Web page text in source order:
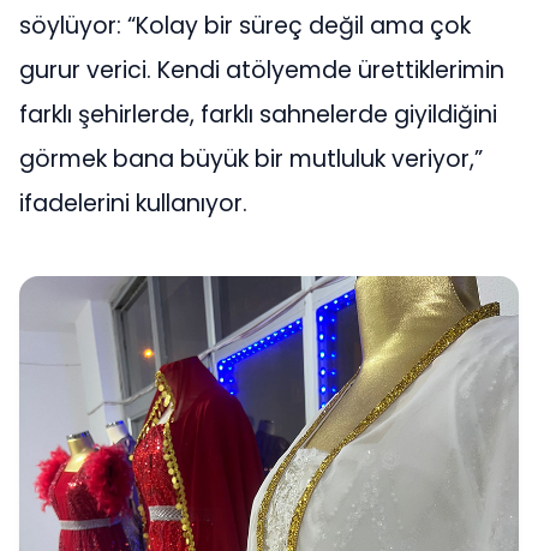
söylüyor: “Kolay bir süreç değil ama çok
gurur verici. Kendi atölyemde ürettiklerimin
farklı şehirlerde, farklı sahnelerde giyildiğini
görmek bana büyük bir mutluluk veriyor,”
ifadelerini kullanıyor.